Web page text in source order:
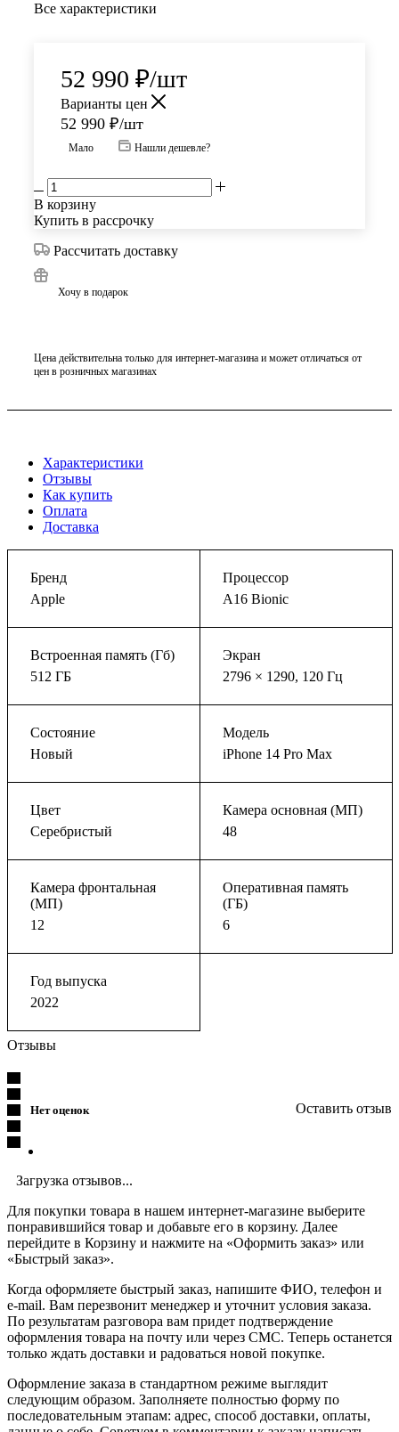
Все характеристики
52 990 ₽/шт
Варианты цен
52 990 ₽/шт
Мало Нашли дешевле?
В корзину
Купить в рассрочку
Рассчитать доставку
Хочу в подарок
Цена действительна только для интернет-магазина и может отличаться от
цен в розничных магазинах
Характеристики
Отзывы
Как купить
Оплата
Доставка
Бренд
Apple
Процессор
A16 Bionic
Встроенная память (Гб)
512 ГБ
Экран
2796 × 1290, 120 Гц
Состояние
Новый
Модель
iPhone 14 Pro Max
Цвет
Серебристый
Камера основная (МП)
48
Камера фронтальная
(МП)
12
Оперативная память
(ГБ)
6
Год выпуска
2022
Отзывы
Нет оценок Оставить отзыв
Загрузка отзывов...
Для покупки товара в нашем интернет-магазине выберите
понравившийся товар и добавьте его в корзину. Далее
перейдите в Корзину и нажмите на «Оформить заказ» или
«Быстрый заказ».
Когда оформляете быстрый заказ, напишите ФИО, телефон и
e-mail. Вам перезвонит менеджер и уточнит условия заказа.
По результатам разговора вам придет подтверждение
оформления товара на почту или через СМС. Теперь останется
только ждать доставки и радоваться новой покупке.
Оформление заказа в стандартном режиме выглядит
следующим образом. Заполняете полностью форму по
последовательным этапам: адрес, способ доставки, оплаты,